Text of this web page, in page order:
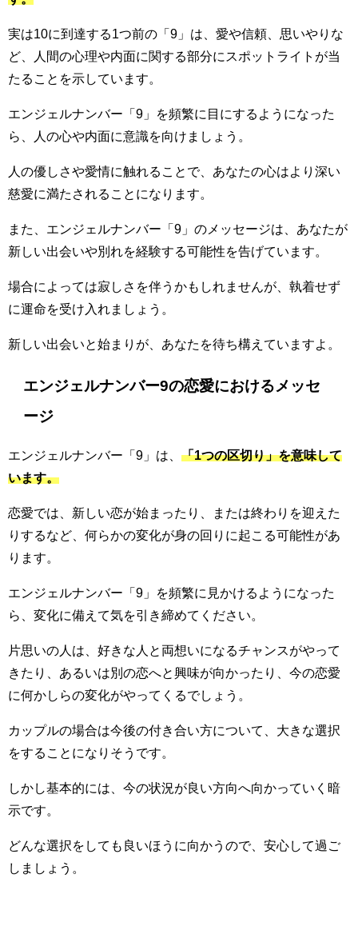
実は10に到達する1つ前の「9」は、愛や信頼、思いやりな
ど、人間の心理や内面に関する部分にスポットライトが当
たることを示しています。
エンジェルナンバー「9」を頻繁に目にするようになった
ら、人の心や内面に意識を向けましょう。
人の優しさや愛情に触れることで、あなたの心はより深い
慈愛に満たされることになります。
また、エンジェルナンバー「9」のメッセージは、あなたが
新しい出会いや別れを経験する可能性を告げています。
場合によっては寂しさを伴うかもしれませんが、執着せず
に運命を受け入れましょう。
新しい出会いと始まりが、あなたを待ち構えていますよ。
エンジェルナンバー9の恋愛におけるメッセ
ージ
エンジェルナンバー「9」は、 「1つの区切り」を意味して
います。
恋愛では、新しい恋が始まったり、または終わりを迎えた
りするなど、何らかの変化が身の回りに起こる可能性があ
ります。
エンジェルナンバー「9」を頻繁に見かけるようになった
ら、変化に備えて気を引き締めてください。
片思いの人は、好きな人と両想いになるチャンスがやって
きたり、あるいは別の恋へと興味が向かったり、今の恋愛
に何かしらの変化がやってくるでしょう。
カップルの場合は今後の付き合い方について、大きな選択
をすることになりそうです。
しかし基本的には、今の状況が良い方向へ向かっていく暗
示です。
どんな選択をしても良いほうに向かうので、安心して過ご
しましょう。